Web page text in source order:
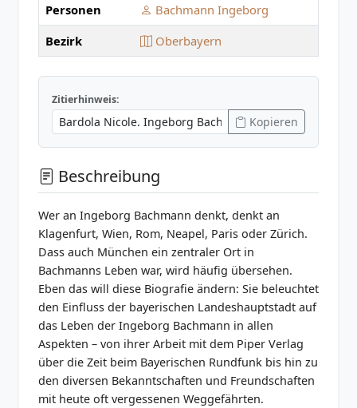
Personen
Bachmann Ingeborg
Bezirk
Oberbayern
Zitierhinweis:
Kopieren
Beschreibung
Wer an Ingeborg Bachmann denkt, denkt an
Klagenfurt, Wien, Rom, Neapel, Paris oder Zürich.
Dass auch München ein zentraler Ort in
Bachmanns Leben war, wird häufig übersehen.
Eben das will diese Biografie ändern: Sie beleuchtet
den Einfluss der bayerischen Landeshauptstadt auf
das Leben der Ingeborg Bachmann in allen
Aspekten – von ihrer Arbeit mit dem Piper Verlag
über die Zeit beim Bayerischen Rundfunk bis hin zu
den diversen Bekanntschaften und Freundschaften
mit heute oft vergessenen Weggefährten.